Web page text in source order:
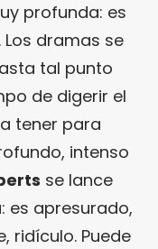
profunda: es
Los dramas se
tal punto
de digerir el
tener para
intenso
se lance
es apresurado,
ridículo. Puede